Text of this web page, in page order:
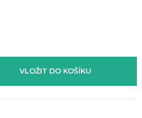
VLOŽIT DO KOŠÍKU